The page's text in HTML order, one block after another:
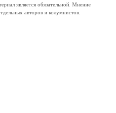
является обязательной. Мнение
авторов и колумнистов.